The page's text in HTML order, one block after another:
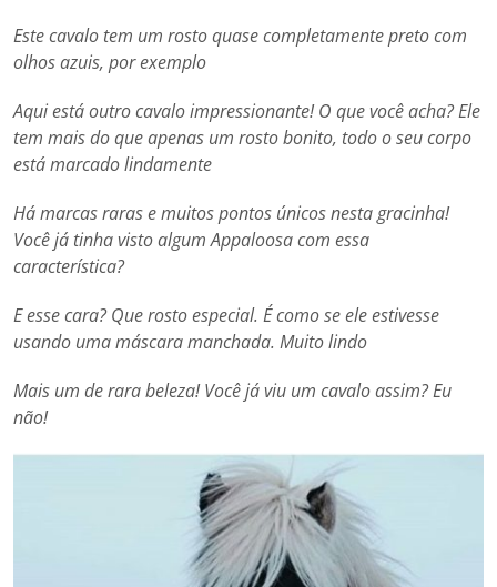
Este cavalo tem um rosto quase completamente preto com
olhos azuis, por exemplo
Aqui está outro cavalo impressionante! O que você acha? Ele
tem mais do que apenas um rosto bonito, todo o seu corpo
está marcado lindamente
Há marcas raras e muitos pontos únicos nesta gracinha!
Você já tinha visto algum Appaloosa com essa
característica?
E esse cara? Que rosto especial. É como se ele estivesse
usando uma máscara manchada. Muito lindo
Mais um de rara beleza! Você já viu um cavalo assim? Eu
não!